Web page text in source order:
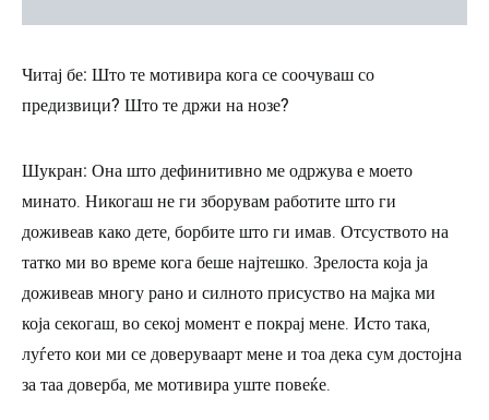
Читај бе: Што те мотивира кога се соочуваш со
предизвици? Што те држи на нозе?
Шукран: Она што дефинитивно ме одржува е моето
минато. Никогаш не ги зборувам работите што ги
доживеав како дете, борбите што ги имав. Отсуството на
татко ми во време кога беше најтешко. Зрелоста која ја
доживеав многу рано и силното присуство на мајка ми
која секогаш, во секој момент е покрај мене. Исто така,
луѓето кои ми се доверуваарт мене и тоа дека сум достојна
за таа доверба, ме мотивира уште повеќе.